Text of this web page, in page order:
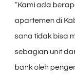
“Kami ada
apartemen di
sana tidak bisa
sebagian unit
bank oleh